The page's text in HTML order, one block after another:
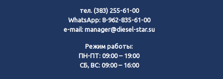
тел. (383) 255-61-00
WhatsApp: 8-962-835-61-00
e-mail: manager@diesel-star.su
Режим работы:
ПН-ПТ: 09:00 – 19:00
СБ, ВС: 09:00 – 16:00